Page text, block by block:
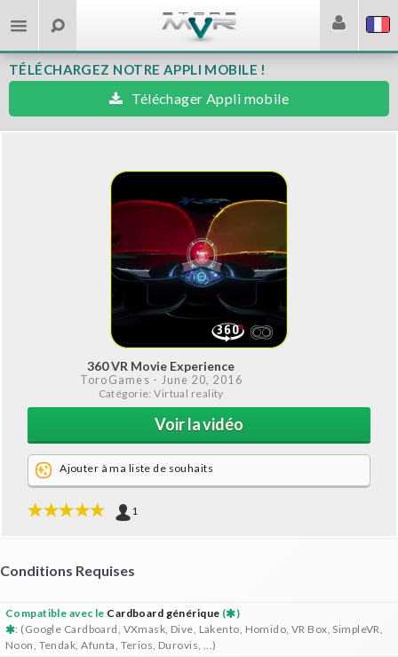
TÉLÉCHARGEZ NOTRE APPLI MOBILE !
Téléchager Appli mobile
360 VR Movie Experience
ToroGames - June 20, 2016
Catégorie: Virtual reality
Voir la vidéo
Ajouter à ma liste de souhaits
1
Conditions Requises
Compatible avec le Cardboard générique (
)
: (Google Cardboard, VXmask, Dive, Lakento, Homido, VR Box, SimpleVR,
Noon, Tendak, Afunta, Terios, Durovis, ...)